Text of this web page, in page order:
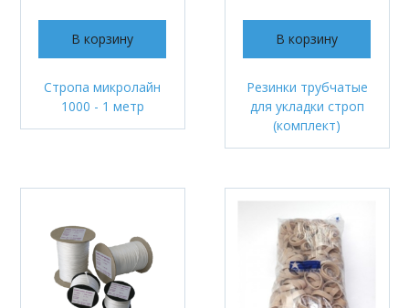
В корзину
Стропа микролайн
1000 - 1 метр
В корзину
Резинки трубчатые
для укладки строп
(комплект)